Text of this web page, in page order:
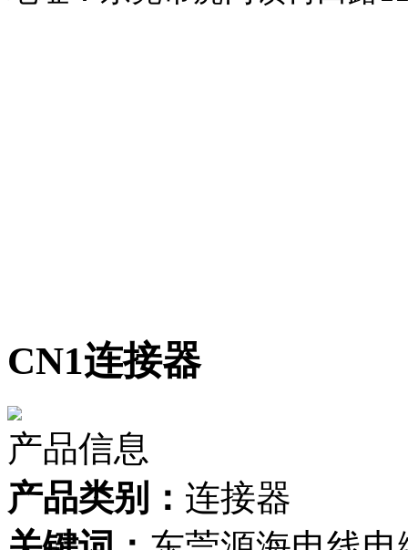
CN1连接器
产品信息
产品类别： 连接器